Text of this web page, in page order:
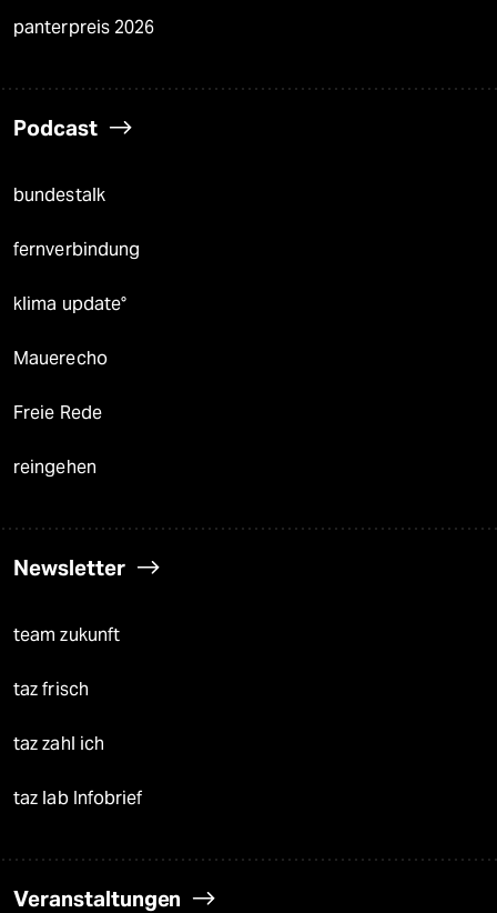
panterpreis 2026
Podcast
bundestalk
fernverbindung
klima update°
Mauerecho
Freie Rede
reingehen
Newsletter
team zukunft
taz frisch
taz zahl ich
taz lab Infobrief
Veranstaltungen